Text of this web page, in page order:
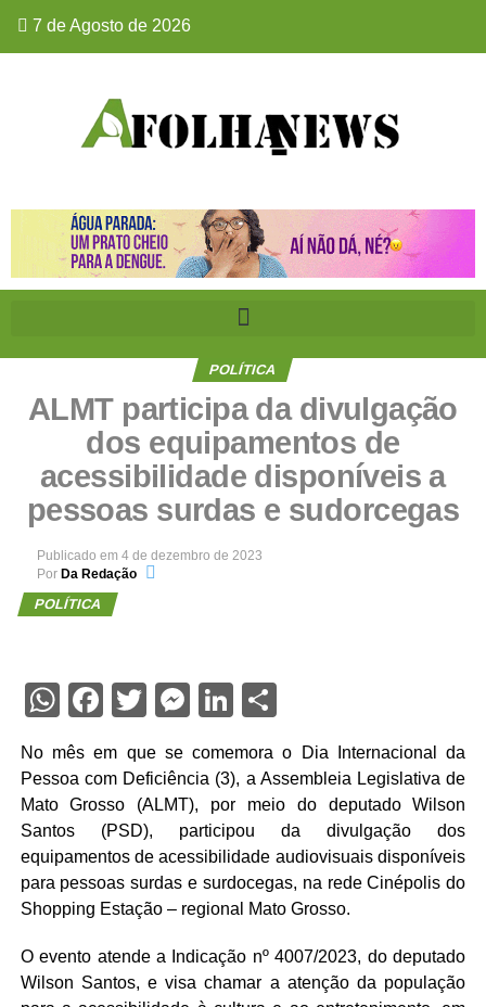
7 de Agosto de 2026
POLÍTICA
ALMT participa da divulgação
dos equipamentos de
acessibilidade disponíveis a
pessoas surdas e sudorcegas
Publicado em 4 de dezembro de 2023
Por Da Redação
POLÍTICA
WhatsApp
Facebook
Twitter
Messenger
LinkedIn
Share
No mês em que se comemora o Dia Internacional da
Pessoa com Deficiência (3), a Assembleia Legislativa de
Mato Grosso (ALMT), por meio do deputado Wilson
Santos (PSD), participou da divulgação dos
equipamentos de acessibilidade audiovisuais disponíveis
para pessoas surdas e surdocegas, na rede Cinépolis do
Shopping Estação – regional Mato Grosso.
O evento atende a Indicação nº 4007/2023, do deputado
Wilson Santos, e visa chamar a atenção da população